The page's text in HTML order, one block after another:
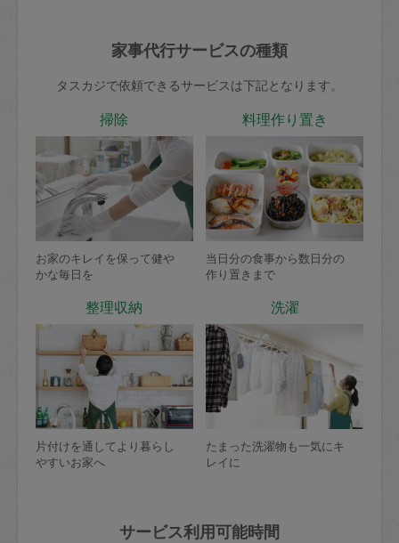
家事代行サービスの種類
タスカジで依頼できるサービスは下記となります。
掃除
お家のキレイを保って健や
かな毎日を
料理作り置き
当日分の食事から数日分の
作り置きまで
整理収納
片付けを通してより暮らし
やすいお家へ
洗濯
たまった洗濯物も一気にキ
レイに
サービス利用可能時間